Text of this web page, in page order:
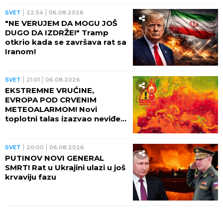
SVET 22:54 06.08.2026
"NE VERUJEM DA MOGU JOŠ
DUGO DA IZDRŽE!" Tramp
otkrio kada se završava rat sa
Iranom!
SVET 21:01 06.08.2026
EKSTREMNE VRUĆINE,
EVROPA POD CRVENIM
METEOALARMOM! Novi
toplotni talas izazvao neviđeni
SVET 20:00 06.08.2026
PUTINOV NOVI GENERAL
SMRT! Rat u Ukrajini ulazi u još
krvaviju fazu